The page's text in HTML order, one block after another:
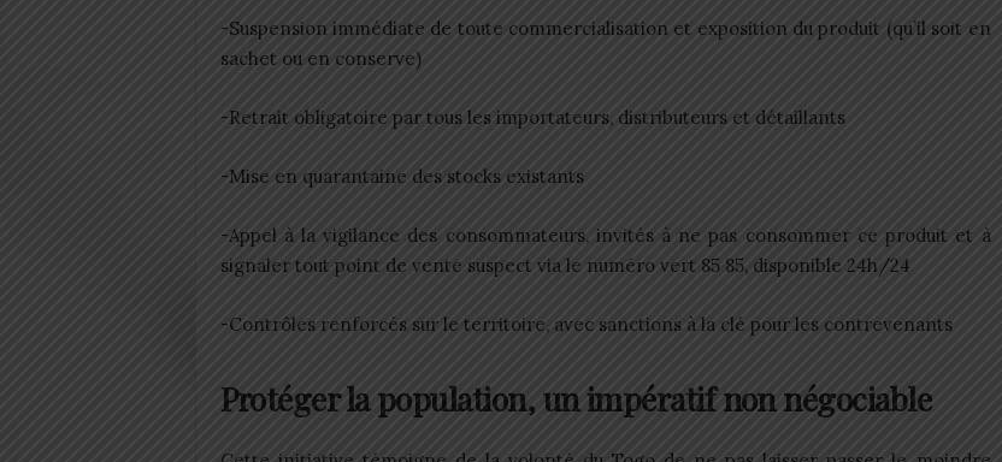
-Suspension immédiate de toute commercialisation et exposition du produit (qu’il soit en
sachet ou en conserve)
-Retrait obligatoire par tous les importateurs, distributeurs et détaillants
-Mise en quarantaine des stocks existants
-Appel à la vigilance des consommateurs, invités à ne pas consommer ce produit et à
signaler tout point de vente suspect via le numéro vert 85 85, disponible 24h/24
-Contrôles renforcés sur le territoire, avec sanctions à la clé pour les contrevenants
Protéger la population, un impératif non négociable